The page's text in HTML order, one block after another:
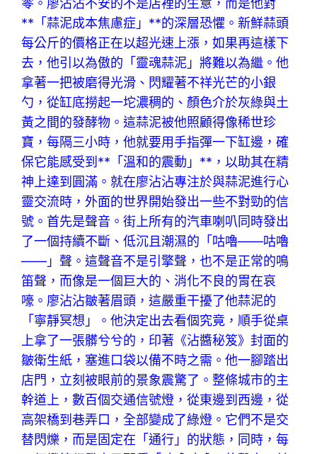
零。廖沾沾不安的不是店裡的生意，而是他對
**「蒜泥成本焦慮症」**的深層恐懼。新鮮蒜頭
每公斤的價格正在以超光速上漲，如果再這樣下
去，他引以為傲的「靈魂蒜泥」將難以為繼。他
拿著一把被磨得光滑、閃耀著不祥光芒的小銀
勺，從缸底撈起一坨濃稠的、顏色介於灰綠與土
黃之間的發酵物。這蒜泥被他照顧得像稀世珍
寶，每隔三小時，他就要用手指彈一下缸邊，確
保它能感受到**「溫和的震動」**，以助其在精
神上達到圓滿。就在廖沾沾專注於與蒜泥進行心
靈交流時，外面的世界開始發出一些不對勁的信
號。首先是聲音。街上所有的汽車喇叭同時發出
了一個持續不斷、低沉且潮濕的「咕嚕——咕嚕
——」聲。這聲音不是引擎聲，也不是正常的鳴
笛聲，而像是一個巨大的、消化不良的胃在哀
嚎。廖沾沾皺著眉頭，這嚴重干擾了他蒜泥的
「寧靜冥想」。他決定出去看個究竟，順手從桌
上拿了一張髒兮兮的，印著《沾醬秘笈》封面的
皺衛生紙，塞進口袋以備不時之需。他一腳踏出
店門，立刻被眼前的景象震驚了。整條城市的主
幹道上，數百個交通信號燈，從東邊到西邊，從
高架橋到巷弄口，全部變成了綠燈。它們不是交
替閃爍，而是固定在「通行」的狀態，同時，每